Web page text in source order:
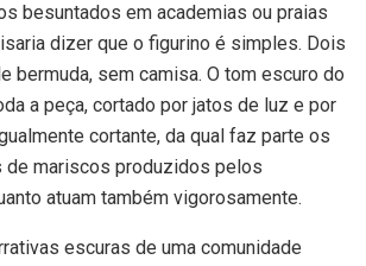
besuntados em academias ou praias
dizer que o figurino é simples. Dois
bermuda, sem camisa. O tom escuro do
a peça, cortado por jatos de luz e por
cortante, da qual faz parte os
de mariscos produzidos pelos
atuam também vigorosamente.
escuras de uma comunidade